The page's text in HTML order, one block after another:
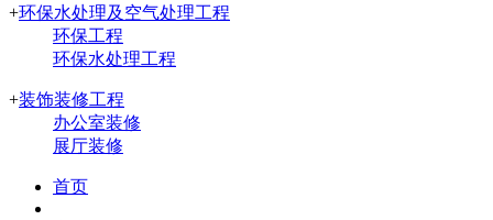
+环保水处理及空气处理工程
环保工程
环保水处理工程
+装饰装修工程
办公室装修
展厅装修
首页